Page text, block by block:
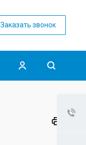
Заказать звонок